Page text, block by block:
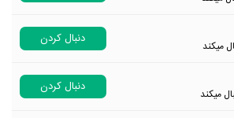
دنبال کردن
دنبال کردن